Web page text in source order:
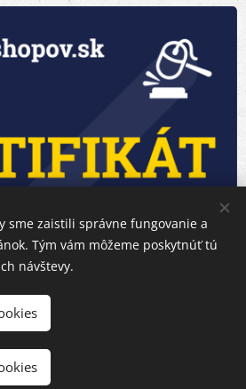
sme zaistili správne fungovanie a
Tým vám môžeme poskytnúť tú
návštevy.